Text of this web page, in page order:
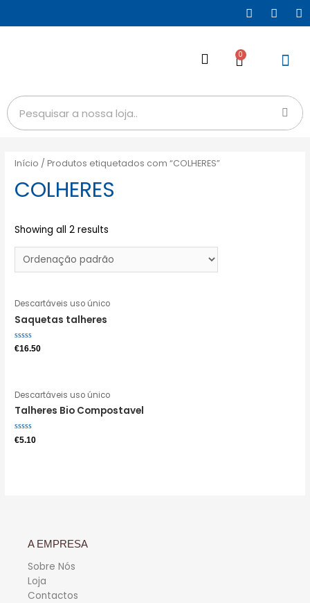
0
Início / Produtos etiquetados com “COLHERES”
COLHERES
Showing all 2 results
Descartáveis uso único
Saquetas talheres
Avaliação
€16.50
Descartáveis uso único
Talheres Bio Compostavel
Avaliação
0
€5.10
A EMPRESA
Sobre Nós
Loja
Contactos